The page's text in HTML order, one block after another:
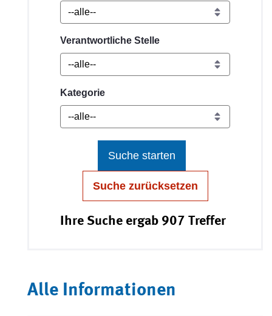
Verantwortliche Stelle
Kategorie
Suche starten
Suche zurücksetzen
Ihre Suche ergab 907 Treffer
Alle Informationen